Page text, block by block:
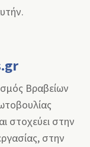
Βραβείων
στοχεύει στην
στην